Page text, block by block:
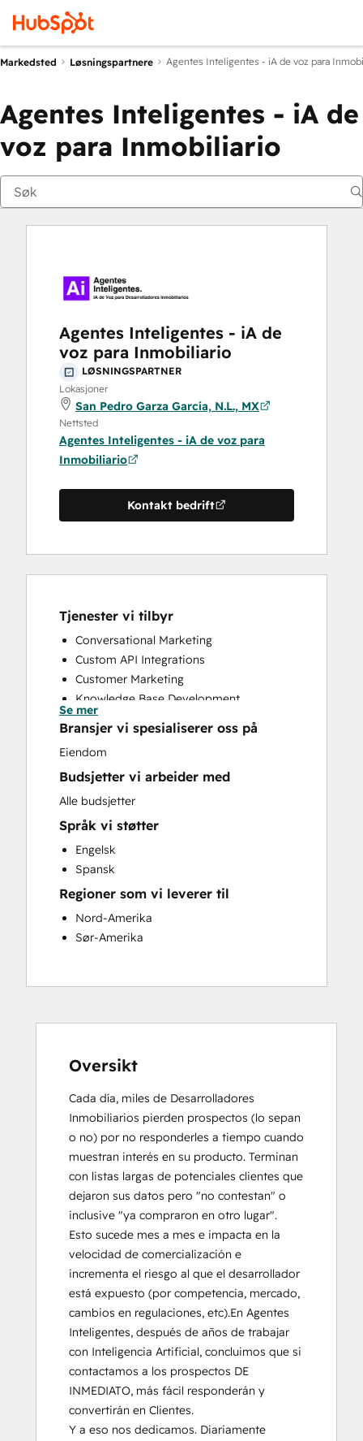
Markedsted Løsningspartnere Agentes Inteligentes - iA de voz para
Agentes Inteligentes - iA de
voz para Inmobiliario
Agentes Inteligentes - iA de
voz para Inmobiliario
LØSNINGSPARTNER
Lokasjoner
San Pedro Garza García, N.L., MX
Nettsted
Agentes Inteligentes - iA de voz para
Inmobiliario
Kontakt bedrift
Tjenester vi tilbyr
Conversational Marketing
Custom API Integrations
Customer Marketing
Knowledge Base Development
Programmable Automation
Sales and Marketing Alignment
Website Development
Se mer
Bransjer vi spesialiserer oss på
Eiendom
Budsjetter vi arbeider med
Alle budsjetter
Språk vi støtter
Engelsk
Spansk
Regioner som vi leverer til
Nord-Amerika
Sør-Amerika
Oversikt
Cada día, miles de Desarrolladores
Inmobiliarios pierden prospectos (lo sepan
o no) por no responderles a tiempo cuando
muestran interés en su producto. Terminan
con listas largas de potenciales clientes que
dejaron sus datos pero "no contestan" o
inclusive "ya compraron en otro lugar".
Esto sucede mes a mes e impacta en la
velocidad de comercialización e
incrementa el riesgo al que el desarrollador
está expuesto (por competencia, mercado,
cambios en regulaciones, etc).En Agentes
Inteligentes, después de años de trabajar
con Inteligencia Artificial, concluimos que si
contactamos a los prospectos DE
INMEDIATO, más fácil responderán y
convertirán en Clientes.
Y a eso nos dedicamos. Diariamente